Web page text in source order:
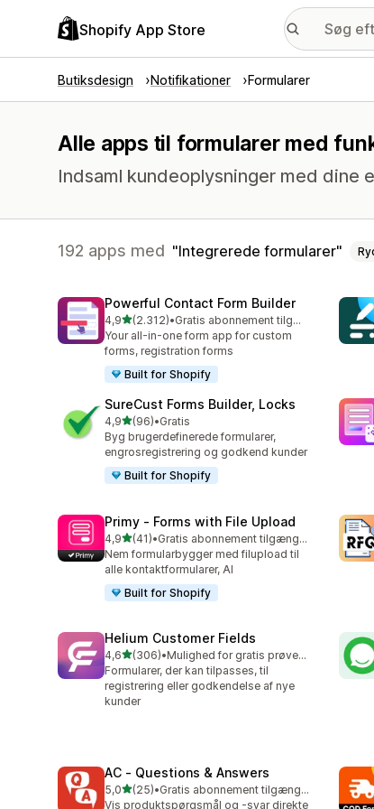
Shopify App Store
Butiksdesign Notifikationer Formularer
Alle apps til formularer med
Indsaml kundeoplysninger med dine
192 apps med Integrerede formularer
Powerful Contact Form Builder
4,9ud af 5 stjerner
(2.312)
2312 anmeldelser i alt
•
Gratis abonnement tilgængeligt
Your all-in-one form app for custom
forms, registration forms
Built for Shopify
SureCust Forms Builder, Locks
4,9ud af 5 stjerner
(96)
96 anmeldelser i alt
•Gratis
Byg brugerdefinerede formularer,
engrosregistrering og godkend kunder
Built for Shopify
Primy ‑ Forms with File Upload
4,9ud af 5 stjerner
(41)
41 anmeldelser i alt
•
Gratis abonnement tilgængeligt
Nem formularbygger med filupload til
alle kontaktformularer, AI
Built for Shopify
Helium Customer Fields
4,6ud af 5 stjerner
(306)
306 anmeldelser i alt
•
Mulighed for gratis prøveperiode
Formularer, der kan tilpasses, til
registrering eller godkendelse af nye
kunder
AC ‑ Questions & Answers
5,0ud af 5 stjerner
(25)
25 anmeldelser i alt
•
Gratis abonnement tilgængeligt
Vis produktspørgsmål og -svar direkte